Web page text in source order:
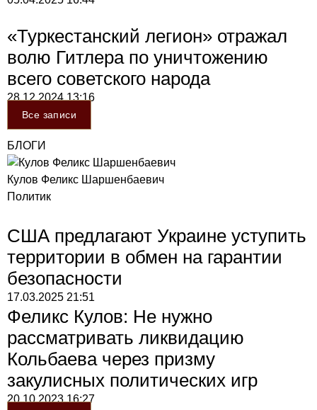
«Туркестанский легион» отражал
волю Гитлера по уничтожению
всего советского народа
28.12.202413:16
Все записи
БЛОГИ
Кулов Феликс Шаршенбаевич
Политик
США предлагают Украине уступить
территории в обмен на гарантии
безопасности
17.03.2025 21:51
Феликс Кулов: Не нужно
рассматривать ликвидацию
Кольбаева через призму
закулисных политических игр
20.10.202316:27